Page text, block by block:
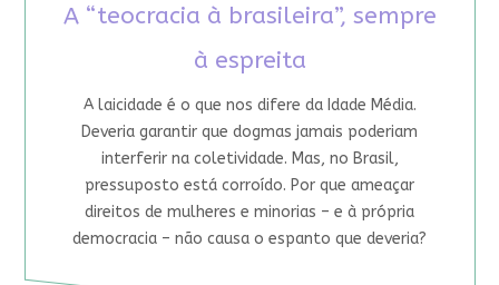
A “teocracia à brasileira”, sempre
à espreita
A laicidade é o que nos difere da Idade Média.
Deveria garantir que dogmas jamais poderiam
interferir na coletividade. Mas, no Brasil,
pressuposto está corroído. Por que ameaçar
direitos de mulheres e minorias – e à própria
democracia – não causa o espanto que deveria?